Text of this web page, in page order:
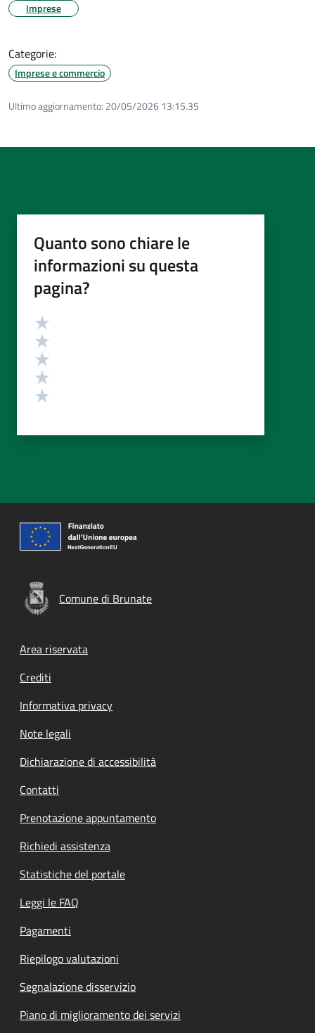
Imprese
Categorie:
Imprese e commercio
Ultimo aggiornamento: 20/05/2026 13:15.35
Quanto sono chiare le
informazioni su questa
pagina?
Valutazione
Comune di Brunate
Footer menu
Area riservata
Crediti
Informativa privacy
Note legali
Dichiarazione di accessibilità
Contatti
Prenotazione appuntamento
Richiedi assistenza
Statistiche del portale
Leggi le FAQ
Pagamenti
Riepilogo valutazioni
Segnalazione disservizio
Piano di miglioramento dei servizi